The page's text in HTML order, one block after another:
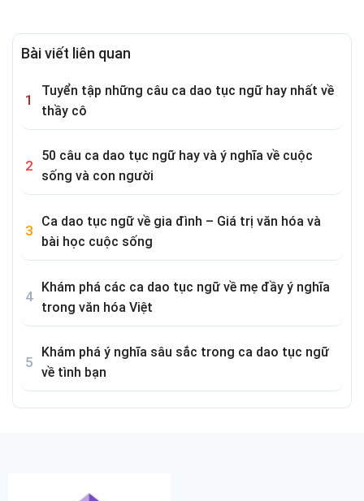
Bài viết liên quan
Tuyển tập những câu ca dao tục ngữ hay nhất về
thầy cô
50 câu ca dao tục ngữ hay và ý nghĩa về cuộc
sống và con người
Ca dao tục ngữ về gia đình – Giá trị văn hóa và
bài học cuộc sống
Khám phá các ca dao tục ngữ về mẹ đầy ý nghĩa
trong văn hóa Việt
Khám phá ý nghĩa sâu sắc trong ca dao tục ngữ
về tình bạn